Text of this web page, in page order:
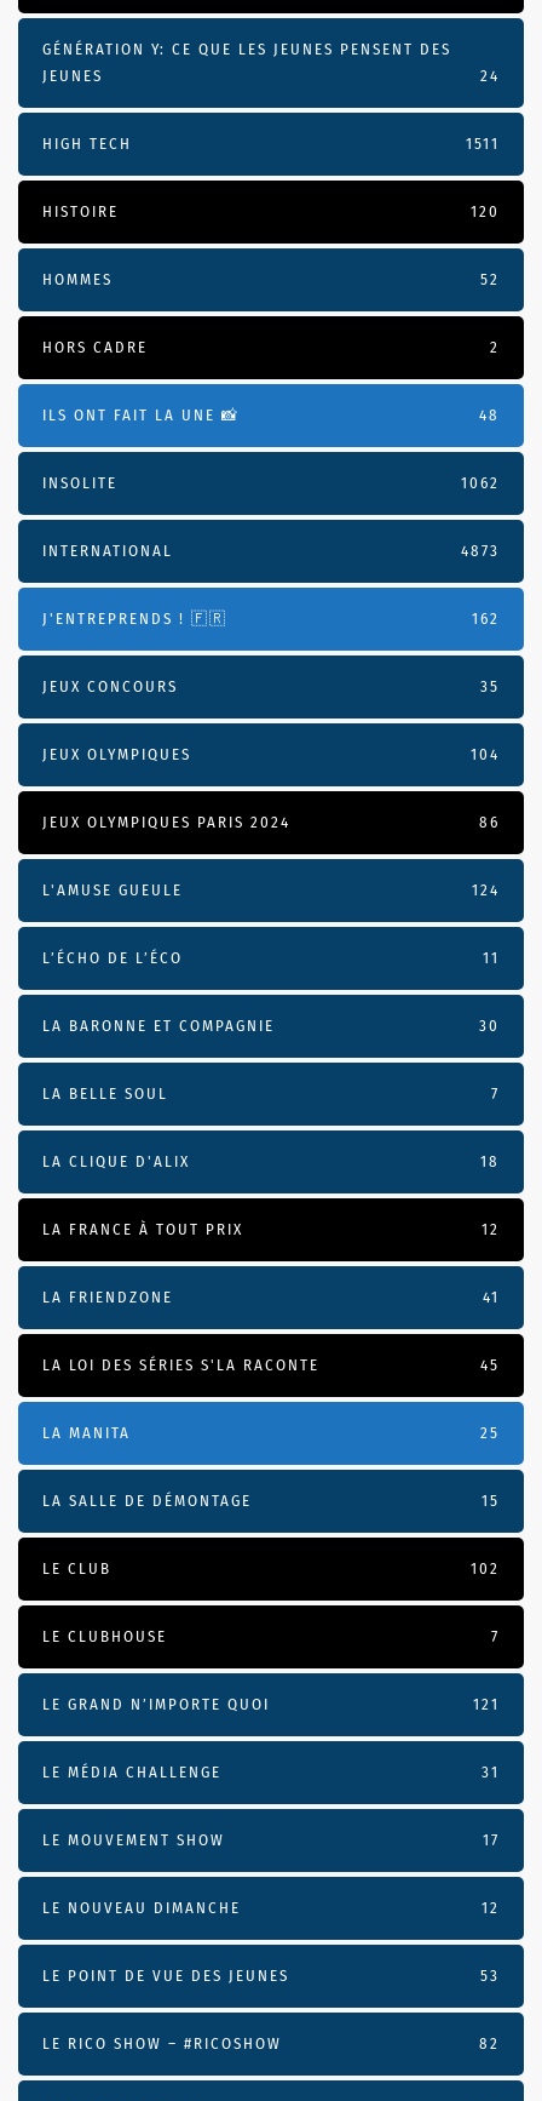
GÉNÉRATION Y: CE QUE LES JEUNES PENSENT DES
JEUNES
24
HIGH TECH 1511
HISTOIRE 120
HOMMES 52
HORS CADRE 2
ILS ONT FAIT LA UNE 📸 48
INSOLITE 1062
INTERNATIONAL 4873
J'ENTREPRENDS ! 🇫🇷 162
JEUX CONCOURS 35
JEUX OLYMPIQUES 104
JEUX OLYMPIQUES PARIS 2024 86
L'AMUSE GUEULE 124
L’ÉCHO DE L’ÉCO 11
LA BARONNE ET COMPAGNIE 30
LA BELLE SOUL 7
LA CLIQUE D'ALIX 18
LA FRANCE À TOUT PRIX 12
LA FRIENDZONE 41
LA LOI DES SÉRIES S'LA RACONTE 45
LA MANITA 25
LA SALLE DE DÉMONTAGE 15
LE CLUB 102
LE CLUBHOUSE 7
LE GRAND N’IMPORTE QUOI 121
LE MÉDIA CHALLENGE 31
LE MOUVEMENT SHOW 17
LE NOUVEAU DIMANCHE 12
LE POINT DE VUE DES JEUNES 53
LE RICO SHOW – #RICOSHOW 82